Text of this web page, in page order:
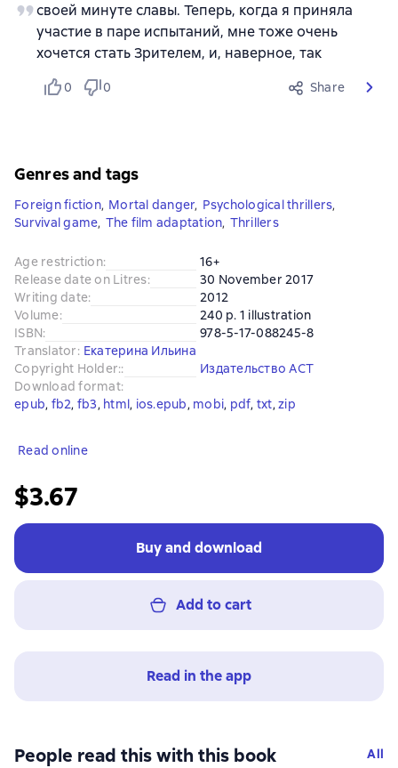
своей минуте славы. Теперь, когда я приняла
участие в паре испытаний, мне тоже очень
хочется стать Зрителем, и, наверное, так
0 0 Share
Genres and tags
Foreign fiction, Mortal danger, Psychological thrillers,
Survival game, The film adaptation, Thrillers
Age restriction:
16+
Release date on Litres:
30 November 2017
Writing date:
2012
Volume:
240 p. 1 illustration
ISBN:
978-5-17-088245-8
Translator: Екатерина Ильина
Copyright Holder::
Издательство АСТ
Download format:
epub, fb2, fb3, html, ios.epub, mobi, pdf, txt, zip
Read online
$3.67
Buy and download
Add to cart
Read in the app
People read this with this book All